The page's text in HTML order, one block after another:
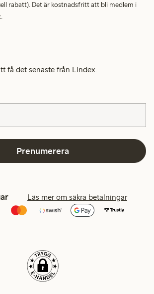
rabatt). Det är kostnadsfritt att bli medlem i
få det senaste från Lindex.
Prenumerera
Läs mer om säkra betalningar